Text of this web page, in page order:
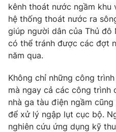
kênh thoát nước ngầm
hệ thống thoát nước ra
giúp người dân của Thủ đô
có thể tránh được các đợt
năm qua.
Không chỉ những công
mà ngay cả các công trình
nhà ga tàu điện ngầm
để xử lý ngập lụt cục bộ.
nghiên cứu ứng dụng kỹ